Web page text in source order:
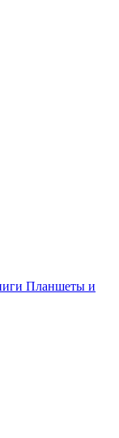
Планшеты и